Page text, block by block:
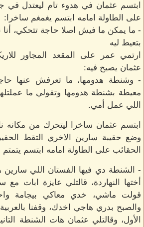
ابتسم عثمان في هدوء تام ليعتدل
على الطاولة امامه ابتسم يغمغم ساخرا:
- ما يمكن ما فيش اصلا حاجة تتحكي،
بتعيط ليه
ارتمي عمر على المقعد المجاور
عثمان يصيح فيه:
- وشنطة هدومها، ما تعرفش عنها
معيطة بشنطة هدومها وتقولي ما
اللي عمل أمي.
ابتسم عثمان ساخرا ليتحرك من مكانه
وضع حقيبة سارين الاخري التقط
الحقائب على الطاولة امامه ابتسم يتمتم
- الشنطة دي فيها الفستان اللي سارين
أختها النهاردة، قالتلي عايزة ابات مع
قولت ماشي، خدي معاكي بيجامة
والصبح بدري هاجي اخدك، وقفنا
الأول، وقالتلي عثمان هات الشنطة